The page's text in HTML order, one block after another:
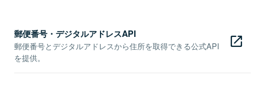
郵便番号・デジタルアドレスAPI
郵便番号とデジタルアドレスから住所を取得できる公式API
を提供。